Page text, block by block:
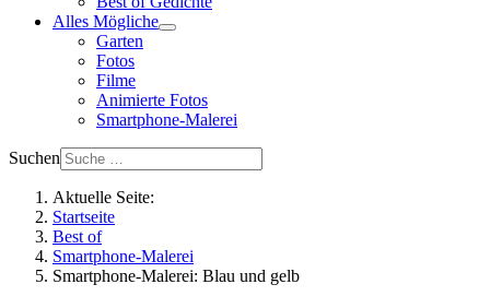
Alles Mögliche
Garten
Fotos
Filme
Animierte Fotos
Smartphone-Malerei
Suchen
Aktuelle Seite:
Startseite
Best of
Smartphone-Malerei
Smartphone-Malerei: Blau und gelb